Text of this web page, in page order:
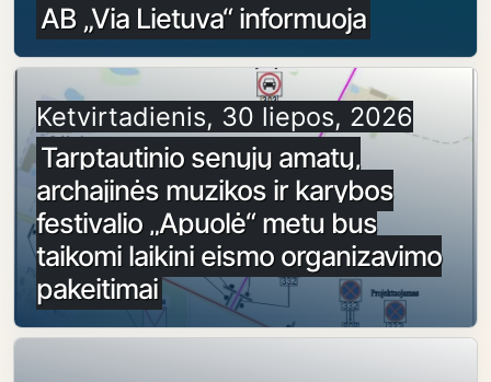
AB „Via Lietuva“ informuoja
Ketvirtadienis, 30 liepos, 2026
Tarptautinio senųjų amatų,
archajinės muzikos ir karybos
festivalio „Apuolė“ metu bus
taikomi laikini eismo organizavimo
pakeitimai